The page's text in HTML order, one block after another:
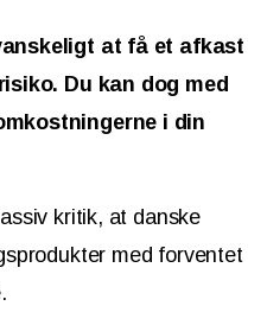
at få et afkast
Du kan dog med
i din
kritik, at danske
med forventet